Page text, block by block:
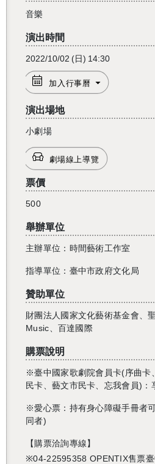
音樂
演出時間
2022/10/02 (日) 14:30
加入行事曆
演出場地
小劇場
劇場線上導覽
票價
500
舉辦單位
主辦單位：時間藝術工作室
指導單位：臺中市政府文化局
贊助單位
財團法人國家文化藝術基金會、
Music、百達國際
購票說明
※臺中國家歌劇院會員卡(序曲卡
民卡、藝文市民卡、忘我會員)：
※愛心票：持有身心障礙手冊者
同者)
【購票洽詢專線】
※04-22595358 OPENTIX售票臺